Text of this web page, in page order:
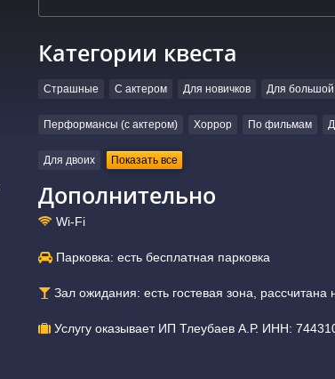
Категории квеста
Страшные С актером Для новичков Для большой
Перформансы (с актером) Хоррор По фильмам
Для двоих Показать все
Дополнительно
Wi-Fi
Парковка: есть бесплатная парковка
Зал ожидания: есть гостевая зона, рассчитана
Услугу оказывает ИП Тлеубаев А.Р. ИНН: